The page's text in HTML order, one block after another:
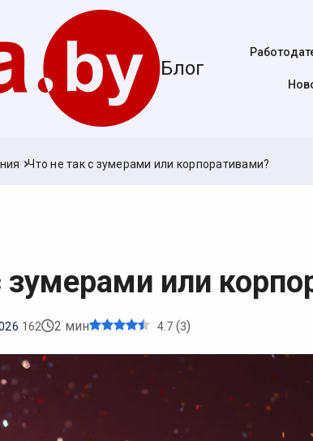
Блог
Что не так с зумерами или корпоративами?
зумерами или
162 2 мин 4.7 (3)